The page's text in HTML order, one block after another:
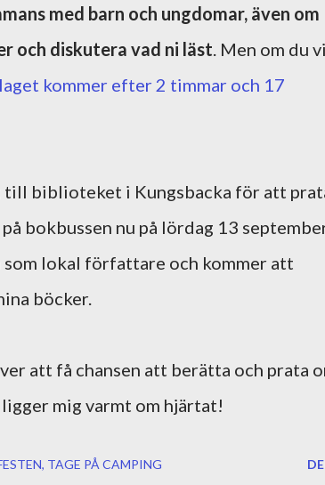
med barn och ungdomar, även om
och diskutera vad ni läst. Men om du
kommer efter 2 timmar och 17
biblioteket i Kungsbacka för att
bokbussen nu på lördag 13
som lokal författare och kommer att
böcker.
att få chansen att berätta och prata
mig varmt om hjärtat!
TAGE PÅ CAMPING